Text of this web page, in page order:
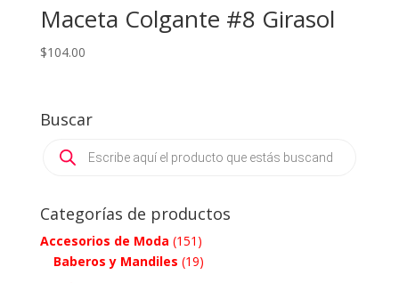
Maceta Colgante #8 Girasol
$104.00
Buscar
search
Categorías de productos
Accesorios de Moda (151)
Baberos y Mandiles (19)